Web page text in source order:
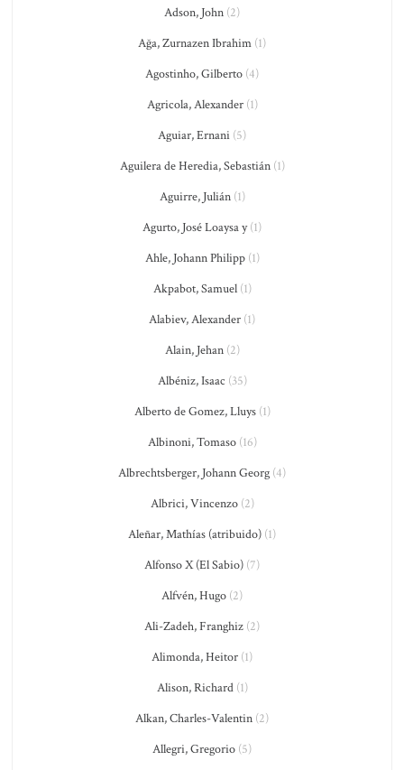
Adson, John (2)
Ağa, Zurnazen Ibrahim (1)
Agostinho, Gilberto (4)
Agricola, Alexander(1)
Aguiar, Ernani (5)
Aguilera de Heredia, Sebastián(1)
Aguirre, Julián(1)
Agurto, José Loaysa y(1)
Ahle, Johann Philipp(1)
Akpabot, Samuel(1)
Alabiev, Alexander (1)
Alain, Jehan(2)
Albéniz, Isaac (35)
Alberto de Gomez, Lluys(1)
Albinoni, Tomaso(16)
Albrechtsberger, Johann Georg (4)
Albrici, Vincenzo(2)
Aleñar, Mathías (atribuido) (1)
Alfonso X (El Sabio) (7)
Alfvén, Hugo (2)
Ali-Zadeh, Franghiz (2)
Alimonda, Heitor (1)
Alison, Richard(1)
Alkan, Charles-Valentin (2)
Allegri, Gregorio (5)